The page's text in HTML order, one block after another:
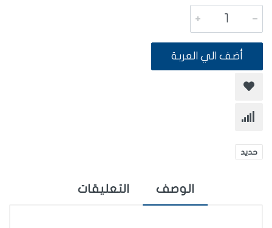
أضف الي العربة
حديد
الوصف التعليقات